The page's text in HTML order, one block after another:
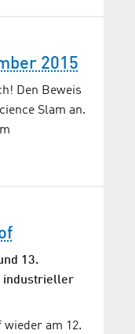
2015
Den Beweis
Slam an.
13.
industrieller
am 12.